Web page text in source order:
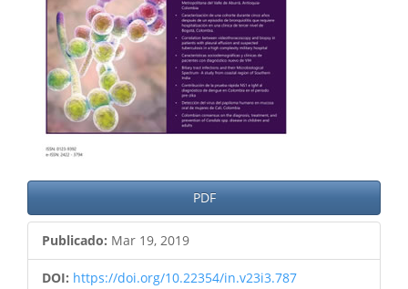
PDF
Publicado: Mar 19, 2019
DOI: https://doi.org/10.22354/in.v23i3.787